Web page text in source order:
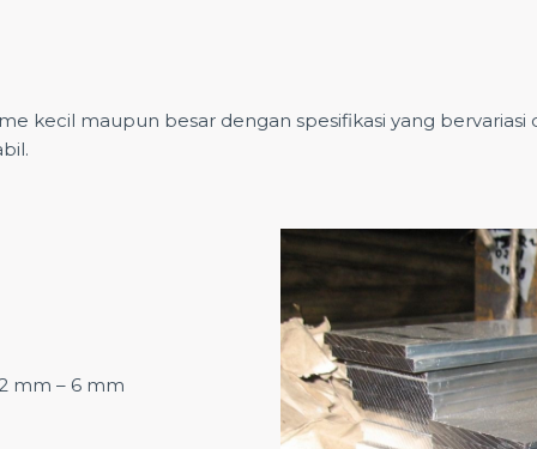
kecil maupun besar dengan spesifikasi yang
mm – 6 mm